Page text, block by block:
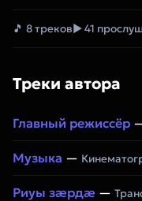
🎵 8 треков▶ 41
Треки автора
Главный режиссёр
Музыка —
Риуы зæрдæ —